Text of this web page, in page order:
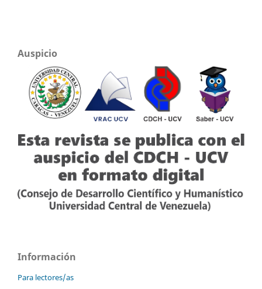
Auspicio
Información
Para lectores/as